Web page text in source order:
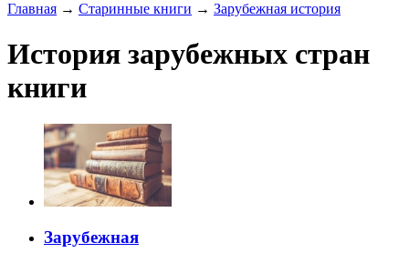
Главная → Старинные книги → Зарубежная история
История зарубежных стран
книги
Зарубежная